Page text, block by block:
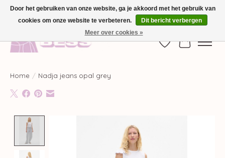
GRATIS VERZENDING VANAF €100,-
Verlanglijst
Home / Nadja jeans opal grey
Door het gebruiken van onze website, ga je akkoord met het gebruik van
cookies om onze website te verbeteren.
Dit bericht verbergen
Meer over cookies »